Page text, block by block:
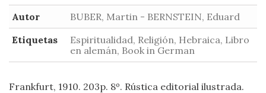
Autor
BUBER, Martin - BERNSTEIN, Eduard
Etiquetas
Espiritualidad, Religión, Hebraica, Libro
en alemán, Book in German
Frankfurt, 1910. 203p. 8º. Rústica editorial ilustrada.